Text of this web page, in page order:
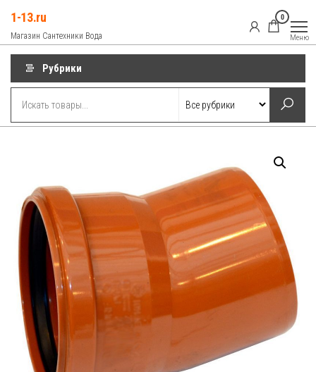
содержимому
1-13.ru
Магазин Сантехники Вода
0
Меню
Рубрики